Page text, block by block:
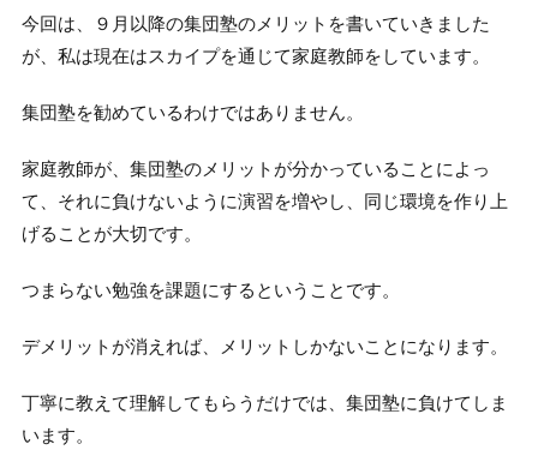
今回は、９月以降の集団塾のメリットを書いていきました
が、私は現在はスカイプを通じて家庭教師をしています。
集団塾を勧めているわけではありません。
家庭教師が、集団塾のメリットが分かっていることによっ
て、それに負けないように演習を増やし、同じ環境を作り上
げることが大切です。
つまらない勉強を課題にするということです。
デメリットが消えれば、メリットしかないことになります。
丁寧に教えて理解してもらうだけでは、集団塾に負けてしま
います。